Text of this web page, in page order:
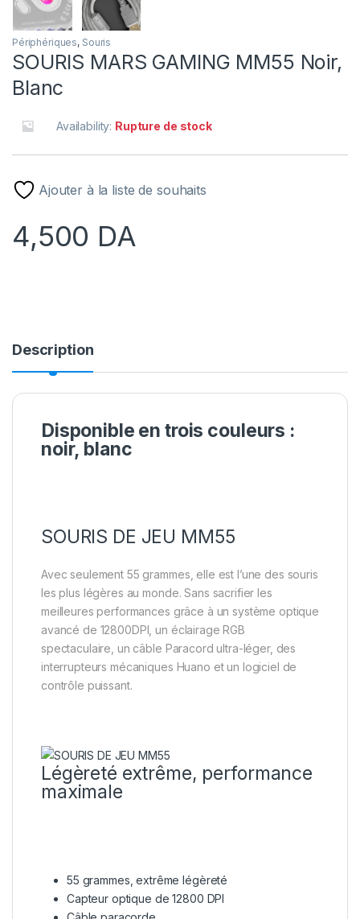
Périphériques, Souris
SOURIS MARS GAMING MM55 Noir,
Blanc
Availability: Rupture de stock
Ajouter à la liste de souhaits
4,500 DA
Description
Disponible en trois couleurs :
noir, blanc
SOURIS DE JEU MM55
Avec seulement 55 grammes, elle est l’une des souris
les plus légères au monde. Sans sacrifier les
meilleures performances grâce à un système optique
avancé de 12800DPI, un éclairage RGB
spectaculaire, un câble Paracord ultra-léger, des
interrupteurs mécaniques Huano et un logiciel de
contrôle puissant.
Légèreté extrême, performance
maximale
55 grammes, extrême légèreté
Capteur optique de 12800 DPI